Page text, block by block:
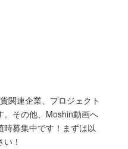
関連企業、プロジェクト
。その他、Moshin動画へ
募集中です！まずは以
！